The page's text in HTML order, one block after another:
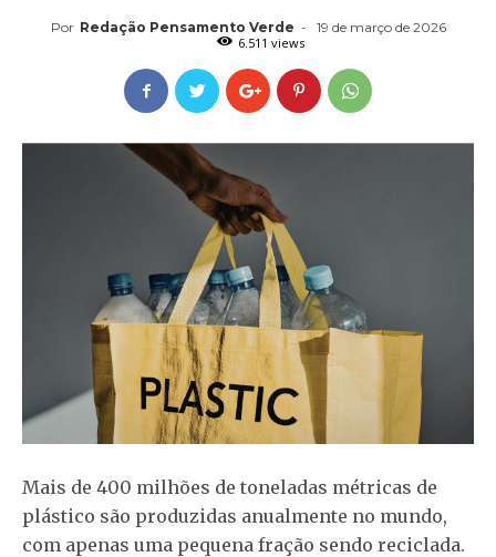
Por Redação Pensamento Verde -
19 de março de 2026
6.511 views
Mais de 400 milhões de toneladas métricas de
plástico são produzidas anualmente no mundo,
com apenas uma pequena fração sendo reciclada.